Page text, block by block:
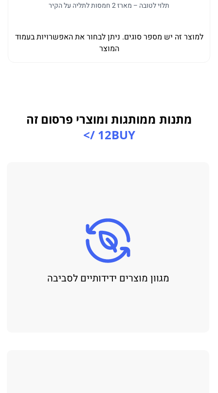
תלוי לטובה – מארז 2 חמסות לתליה על הקיר
למוצר זה יש מספר סוגים. ניתן לבחור את האפשרויות בעמוד
המוצר
מתנות ממותגות ומוצרי פרסום זה
12BUY />
מגוון מוצרים ידידותיים לסביבה